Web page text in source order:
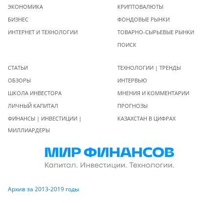
ЭКОНОМИКА
БИЗНЕС
ИНТЕРНЕТ И ТЕХНОЛОГИИ
КРИПТОВАЛЮТЫ
ФОНДОВЫЕ РЫНКИ
ТОВАРНО-СЫРЬЕВЫЕ РЫНКИ
ПОИСК
СТАТЬИ
ОБЗОРЫ
ШКОЛА ИНВЕСТОРА
ЛИЧНЫЙ КАПИТАЛ
ФИНАНСЫ | ИНВЕСТИЦИИ |
МИЛЛИАРДЕРЫ
ТЕХНОЛОГИИ | ТРЕНДЫ
ИНТЕРВЬЮ
МНЕНИЯ И КОММЕНТАРИИ
ПРОГНОЗЫ
КАЗАХСТАН В ЦИФРАХ
Архив за 2013-2019 годы